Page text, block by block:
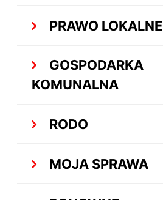
PRAWO LOKALNE
GOSPODARKA
KOMUNALNA
RODO
MOJA SPRAWA